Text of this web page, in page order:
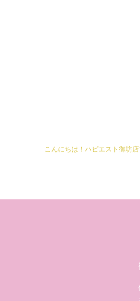
こんにちは！ハピエスト御坊